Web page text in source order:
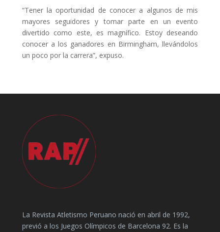
“Tener la oportunidad de conocer a algunos de mis
mayores seguidores y tomar parte en un evento
divertido como este, es magnífico. Estoy deseando
conocer a los ganadores en Birmingham, llevándolos
un poco por la carrera”, expuso.
La Revista Atletismo Peruano nació en abril de 1992,
previó a los Juegos Olímpicos de Barcelona 92. Es la